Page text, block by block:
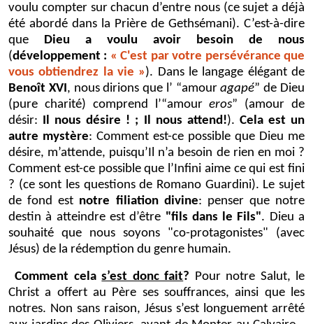
voulu compter sur chacun d’entre nous (ce sujet a déjà
été abordé dans la Prière de Gethsémani). C’est-à-dire
que Dieu a voulu avoir besoin de nous
(développement : « C'est par votre persévérance que
vous obtiendrez la vie »). Dans le langage élégant de
Benoît XVI, nous dirions que l’ “amouragapé” de Dieu
(pure charité) comprend l’“amoureros” (amour de
désir: Il nous désire ! ; Il nous attend!). Cela est un
autre mystère: Comment est-ce possible que Dieu me
désire, m’attende, puisqu’Il n’a besoin de rien en moi ?
Comment est-ce possible que l’Infini aime ce qui est fini
? (ce sont les questions de Romano Guardini). Le sujet
de fond est notre filiation divine: penser que notre
destin à atteindre est d’être "fils dans le Fils". Dieu a
souhaité que nous soyons "co-protagonistes" (avec
Jésus) de la rédemption du genre humain.
Comment celas’est donc fait? Pour notre Salut, le
Christ a offert au Père ses souffrances, ainsi que les
notres. Non sans raison, Jésus s’est longuement arrêté